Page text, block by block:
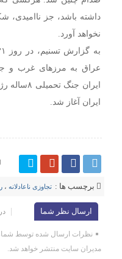
داشته باشد، جز ناامیدی،
نخواهد آورد.
عراق به مرزهای غرب و
ایران
ایران آغاز شد.
برچسب ها : تجاوزی ناعادلانه ،
ارسال نظر شما
نظرات ارسال شده توسط شما،
مدیران سایت منتشر خواهد شد.